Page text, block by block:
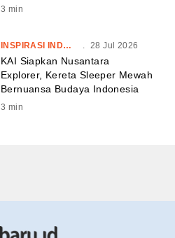
3 min
INSPIRASI INDONESIA . 28 Jul 2026
KAI Siapkan Nusantara
Explorer, Kereta Sleeper Mewah
Bernuansa Budaya Indonesia
3 min